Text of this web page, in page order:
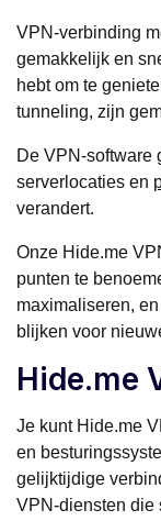
VPN-verbinding
gemakkelijk en
hebt om te
tunneling, zijn
De VPN-software
serverlocaties en
verandert.
Onze Hide.me
punten te
maximaliseren,
blijken voor
Hide.me
Je kunt Hide.me
en
gelijktijdige
VPN-diensten die